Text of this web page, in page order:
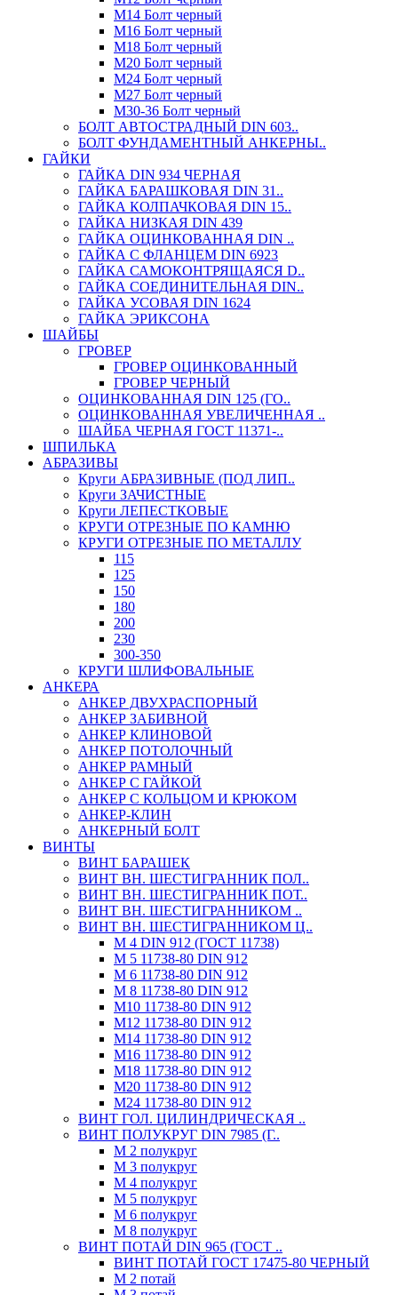
М14 Болт черный
М16 Болт черный
М18 Болт черный
М20 Болт черный
М24 Болт черный
М27 Болт черный
М30-36 Болт черный
БОЛТ АВТОСТРАДНЫЙ DIN 603..
БОЛТ ФУНДАМЕНТНЫЙ АНКЕРНЫ..
ГАЙКИ
ГАЙКА DIN 934 ЧЕРНАЯ
ГАЙКА БАРАШКОВАЯ DIN 31..
ГАЙКА КОЛПАЧКОВАЯ DIN 15..
ГАЙКА НИЗКАЯ DIN 439
ГАЙКА ОЦИНКОВАННАЯ DIN ..
ГАЙКА С ФЛАНЦЕМ DIN 6923
ГАЙКА САМОКОНТРЯЩАЯСЯ D..
ГАЙКА СОЕДИНИТЕЛЬНАЯ DIN..
ГАЙКА УСОВАЯ DIN 1624
ГАЙКА ЭРИКСОНА
ШАЙБЫ
ГРОВЕР
ГРОВЕР ОЦИНКОВАННЫЙ
ГРОВЕР ЧЕРНЫЙ
ОЦИНКОВАННАЯ DIN 125 (ГО..
ОЦИНКОВАННАЯ УВЕЛИЧЕННАЯ ..
ШАЙБА ЧЕРНАЯ ГОСТ 11371-..
ШПИЛЬКА
АБРАЗИВЫ
Круги АБРАЗИВНЫЕ (ПОД ЛИП..
Круги ЗАЧИСТНЫЕ
Круги ЛЕПЕСТКОВЫЕ
КРУГИ ОТРЕЗНЫЕ ПО КАМНЮ
КРУГИ ОТРЕЗНЫЕ ПО МЕТАЛЛУ
115
125
150
180
200
230
300-350
КРУГИ ШЛИФОВАЛЬНЫЕ
АНКЕРА
АНКЕР ДВУХРАСПОРНЫЙ
АНКЕР ЗАБИВНОЙ
АНКЕР КЛИНОВОЙ
АНКЕР ПОТОЛОЧНЫЙ
АНКЕР РАМНЫЙ
АНКЕР С ГАЙКОЙ
АНКЕР С КОЛЬЦОМ И КРЮКОМ
АНКЕР-КЛИН
АНКЕРНЫЙ БОЛТ
ВИНТЫ
ВИНТ БАРАШЕК
ВИНТ ВН. ШЕСТИГРАННИК ПОЛ..
ВИНТ ВН. ШЕСТИГРАННИК ПОТ..
ВИНТ ВН. ШЕСТИГРАННИКОМ ..
ВИНТ ВН. ШЕСТИГРАННИКОМ Ц..
М 4 DIN 912 (ГОСТ 11738)
М 5 11738-80 DIN 912
М 6 11738-80 DIN 912
М 8 11738-80 DIN 912
М10 11738-80 DIN 912
М12 11738-80 DIN 912
М14 11738-80 DIN 912
М16 11738-80 DIN 912
М18 11738-80 DIN 912
М20 11738-80 DIN 912
М24 11738-80 DIN 912
ВИНТ ГОЛ. ЦИЛИНДРИЧЕСКАЯ ..
ВИНТ ПОЛУКРУГ DIN 7985 (Г..
М 2 полукруг
М 3 полукруг
М 4 полукруг
М 5 полукруг
М 6 полукруг
М 8 полукруг
ВИНТ ПОТАЙ DIN 965 (ГОСТ ..
ВИНТ ПОТАЙ ГОСТ 17475-80 ЧЕРНЫЙ
М 2 потай